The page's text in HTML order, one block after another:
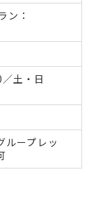
ン：
土・日
ループレッ